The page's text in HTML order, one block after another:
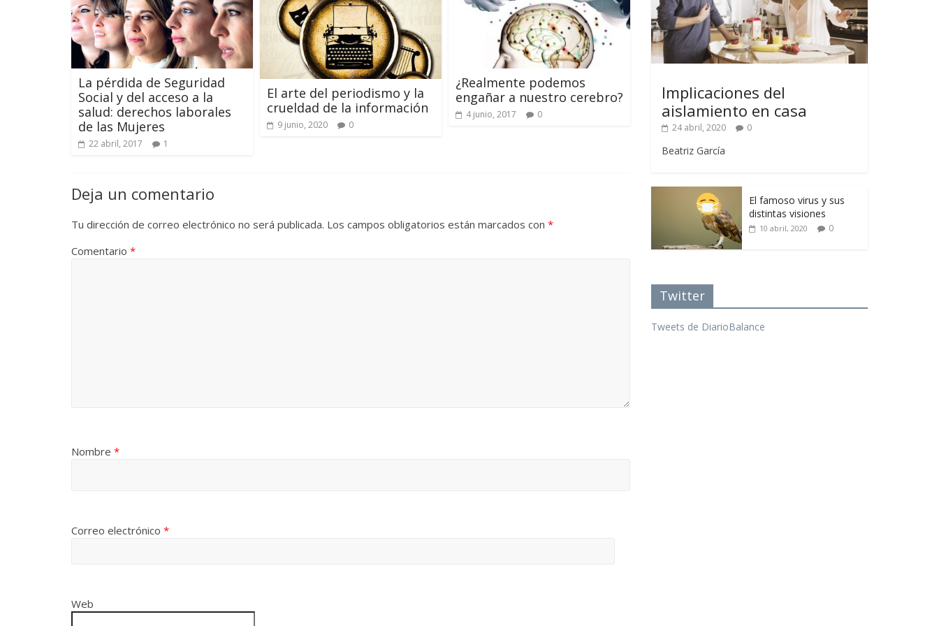
La pérdida de Seguridad
Social y del acceso a la
salud: derechos laborales
de las Mujeres
22 abril, 2017 1
El arte del periodismo y la
crueldad de la información
9 junio, 2020 0
¿Realmente podemos
engañar a nuestro cerebro?
4 junio, 2017 0
Deja un comentario
Tu dirección de correo electrónico no será publicada. Los campos obligatorios están marcados con *
Comentario *
Nombre *
Correo electrónico *
Web
Implicaciones del
aislamiento en casa
24 abril, 2020 0
Beatriz García
El famoso virus y sus
distintas visiones
10 abril, 2020 0
Twitter
Tweets de DiarioBalance